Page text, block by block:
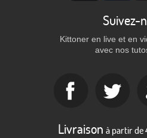
Suivez-
Kittoner en live et en
avec nos
Livraison à partir de